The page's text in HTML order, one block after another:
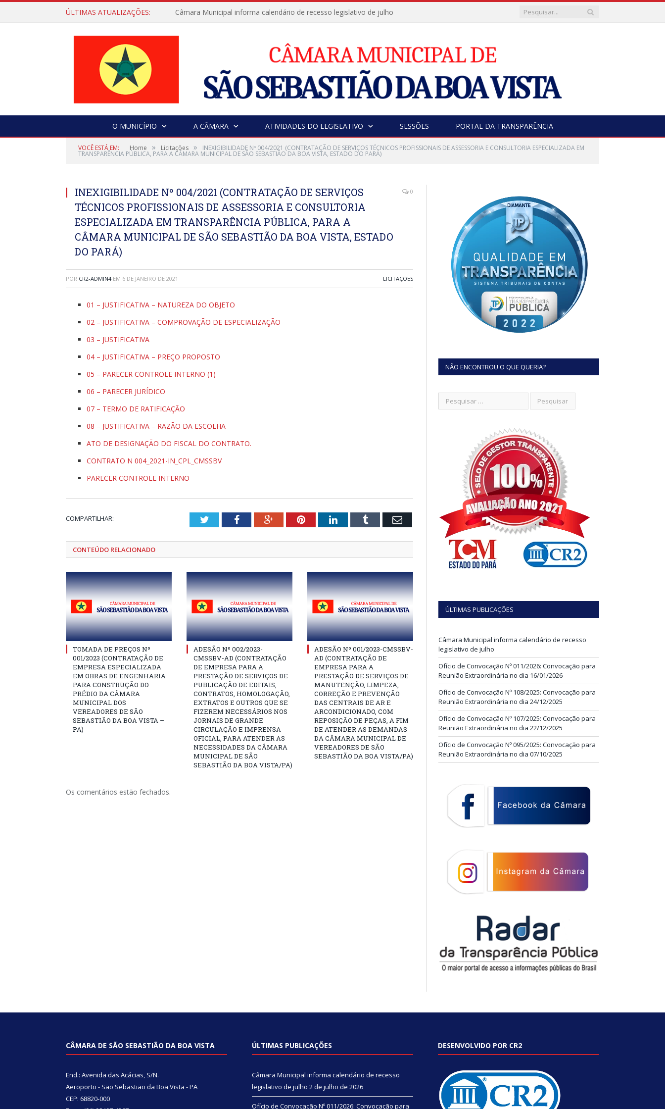
ÚLTIMAS ATUALIZAÇÕES: Câmara Municipal informa calendário de recesso legislativo de julho
O MUNICÍPIO A CÂMARA ATIVIDADES DO LEGISLATIVO SESSÕES PORTAL DA TRANSPARÊNCIA
VOCÊ ESTÁ EM: Home » Licitações » INEXIGIBILIDADE Nº 004/2021 (CONTRATAÇÃO DE SERVIÇOS TÉCNICOS PROFISSIONAIS DE ASSESSORIA E CONSULTORIA ESPECIALIZADA EM
TRANSPARÊNCIA PÚBLICA, PARA A CÂMARA MUNICIPAL DE SÃO SEBASTIÃO DA BOA VISTA, ESTADO DO PARÁ)
INEXIGIBILIDADE Nº 004/2021 (CONTRATAÇÃO DE SERVIÇOS
TÉCNICOS PROFISSIONAIS DE ASSESSORIA E CONSULTORIA
ESPECIALIZADA EM TRANSPARÊNCIA PÚBLICA, PARA A
CÂMARA MUNICIPAL DE SÃO SEBASTIÃO DA BOA VISTA, ESTADO
DO PARÁ)
0
POR CR2-ADMIN4 EM 6 DE JANEIRO DE 2021 LICITAÇÕES
01 – JUSTIFICATIVA – NATUREZA DO OBJETO
02 – JUSTIFICATIVA – COMPROVAÇÃO DE ESPECIALIZAÇÃO
03 – JUSTIFICATIVA
04 – JUSTIFICATIVA – PREÇO PROPOSTO
05 – PARECER CONTROLE INTERNO (1)
06 – PARECER JURÍDICO
07 – TERMO DE RATIFICAÇÃO
08 – JUSTIFICATIVA – RAZÃO DA ESCOLHA
ATO DE DESIGNAÇÃO DO FISCAL DO CONTRATO.
CONTRATO N 004_2021-IN_CPL_CMSSBV
PARECER CONTROLE INTERNO
COMPARTILHAR: TwitterFacebookGoogle+PinterestLinkedInTumblr Email
CONTEÚDO RELACIONADO
TOMADA DE PREÇOS Nº
001/2023 (CONTRATAÇÃO DE
EMPRESA ESPECIALIZADA
EM OBRAS DE ENGENHARIA
PARA CONSTRUÇÃO DO
PRÉDIO DA CÂMARA
MUNICIPAL DOS
VEREADORES DE SÃO
SEBASTIÃO DA BOA VISTA –
PA)
ADESÃO Nº 002/2023-
CMSSBV-AD (CONTRATAÇÃO
DE EMPRESA PARA A
PRESTAÇÃO DE SERVIÇOS DE
PUBLICAÇÃO DE EDITAIS,
CONTRATOS, HOMOLOGAÇÃO,
EXTRATOS E OUTROS QUE SE
FIZEREM NECESSÁRIOS NOS
JORNAIS DE GRANDE
CIRCULAÇÃO E IMPRENSA
OFICIAL, PARA ATENDER AS
NECESSIDADES DA CÂMARA
MUNICIPAL DE SÃO
SEBASTIÃO DA BOA VISTA/PA)
ADESÃO Nº 001/2023-CMSSBV-
AD (CONTRATAÇÃO DE
EMPRESA PARA A
PRESTAÇÃO DE SERVIÇOS DE
MANUTENÇÃO, LIMPEZA,
CORREÇÃO E PREVENÇÃO
DAS CENTRAIS DE AR E
ARCONDICIONADO, COM
REPOSIÇÃO DE PEÇAS, A FIM
DE ATENDER AS DEMANDAS
DA CÂMARA MUNICIPAL DE
VEREADORES DE SÃO
SEBASTIÃO DA BOA VISTA/PA)
Os comentários estão fechados.
NÃO ENCONTROU O QUE QUERIA?
ÚLTIMAS PUBLICAÇÕES
Câmara Municipal informa calendário de recesso
legislativo de julho
Ofício de Convocação Nº 011/2026: Convocação para
Reunião Extraordinária no dia 16/01/2026
Ofício de Convocação Nº 108/2025: Convocação para
Reunião Extraordinária no dia 24/12/2025
Ofício de Convocação Nº 107/2025: Convocação para
Reunião Extraordinária no dia 22/12/2025
Ofício de Convocação Nº 095/2025: Convocação para
Reunião Extraordinária no dia 07/10/2025
CÂMARA DE SÃO SEBASTIÃO DA BOA VISTA
End.: Avenida das Acácias, S/N.
Aeroporto - São Sebastião da Boa Vista - PA
CEP: 68820-000
ÚLTIMAS PUBLICAÇÕES
Câmara Municipal informa calendário de recesso
legislativo de julho 2 de julho de 2026
Ofício de Convocação Nº 011/2026: Convocação para
DESENVOLVIDO POR CR2